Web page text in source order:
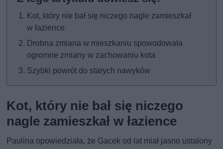
Kot, który nie bał się niczego nagle zamieszkał
w łazience
Drobna zmiana w mieszkaniu spowodowała
ogromne zmiany w zachowaniu kota
Szybki powrót do starych nawyków
Kot, który nie bał się niczego
nagle zamieszkał w łazience
Paulina opowiedziała, że Gacek od lat miał jasno ustalony